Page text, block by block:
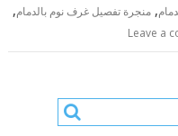
,منجرة تفصيل غرف نوم بالدمام,
Leave a